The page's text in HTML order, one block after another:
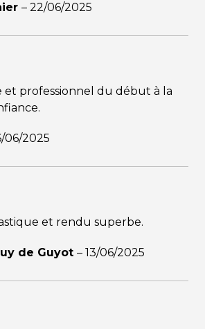
– 22/06/2025
et professionnel du début à la
06/2025
et rendu superbe.
de Guyot – 13/06/2025